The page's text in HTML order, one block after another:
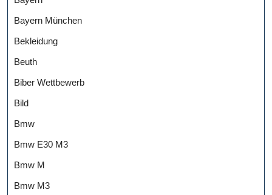
Bayern München
Bekleidung
Beuth
Biber Wettbewerb
Bild
Bmw
Bmw E30 M3
Bmw M
Bmw M3